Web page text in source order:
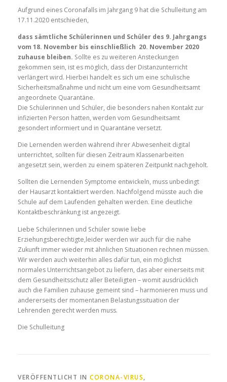
Aufgrund eines Coronafalls im Jahrgang 9 hat die Schulleitung am
17.11.2020 entschieden,
dass sämtliche Schülerinnen und Schüler des 9. Jahrgangs
vom 18. November bis einschließlich 20. November 2020
zuhause bleiben. Sollte es zu weiteren Ansteckungen
gekommen sein, ist es möglich, dass der Distanzunterricht
verlängert wird. Hierbei handelt es sich um eine schulische
Sicherheitsmaßnahme und nicht um eine vom Gesundheitsamt
angeordnete Quarantäne.
Die Schülerinnen und Schüler, die besonders nahen Kontakt zur
infizierten Person hatten, werden vom Gesundheitsamt
gesondert informiert und in Quarantäne versetzt.
Die Lernenden werden während ihrer Abwesenheit digital
unterrichtet, sollten für diesen Zeitraum Klassenarbeiten
angesetzt sein, werden zu einem späteren Zeitpunkt nachgeholt.
Sollten die Lernenden Symptome entwickeln, muss unbedingt
der Hausarzt kontaktiert werden. Nachfolgend müsste auch die
Schule auf dem Laufenden gehalten werden. Eine deutliche
Kontaktbeschränkung ist angezeigt.
Liebe Schülerinnen und Schüler sowie liebe
Erziehungsberechtigte,leider werden wir auch für die nahe
Zukunft immer wieder mit ähnlichen Situationen rechnen müssen.
Wir werden auch weiterhin alles dafür tun, ein möglichst
normales Unterrichtsangebot zu liefern, das aber einerseits mit
dem Gesundheitsschutz aller Beteiligten – womit ausdrücklich
auch die Familien zuhause gemeint sind – harmonieren muss und
andererseits der momentanen Belastungssituation der
Lehrenden gerecht werden muss.
Die Schulleitung
VERÖFFENTLICHT IN CORONA-VIRUS,